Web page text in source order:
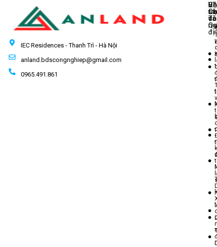
IEC Residences - Thanh Trì - Hà Nội
anland.bdscongnghiep@gmail.com
0965.491.861
Về
Hỗ
và